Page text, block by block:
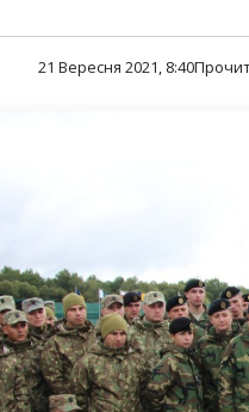
21 Вересня 2021, 8:40